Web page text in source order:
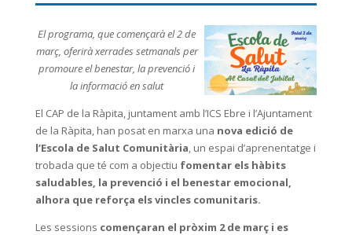
El programa, que començarà el 2 de
març, oferirà xerrades setmanals per
promoure el benestar, la prevenció i
la informació en salut
El CAP de la Ràpita, juntament amb l’ICS Ebre i l’Ajuntament
de la Ràpita, han posat en marxa una nova edició de
l’Escola de Salut Comunitària, un espai d’aprenentatge i
trobada que té com a objectiu fomentar els hàbits
saludables, la prevenció i el benestar emocional,
alhora que reforça els vincles comunitaris.
Les sessions començaran el pròxim 2 de març i es